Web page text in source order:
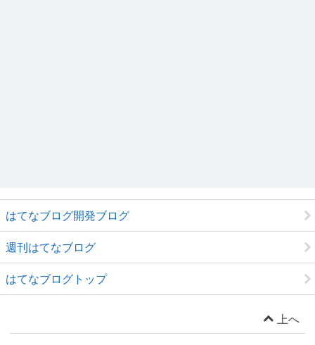
はてなブログ開発ブログ
週刊はてなブログ
はてなブログトップ
上へ